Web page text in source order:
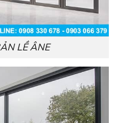
LỀ ÂNE